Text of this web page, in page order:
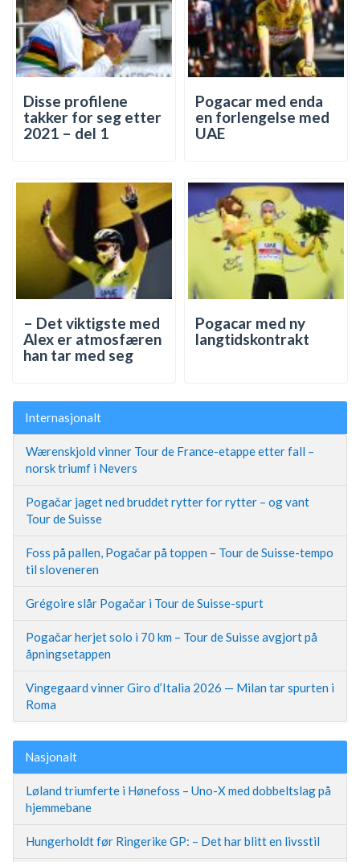
Disse profilene
takker for seg etter
2021 – del 1
Pogacar med enda
en forlengelse med
UAE
– Det viktigste med
Alex er atmosfæren
han tar med seg
Pogacar med ny
langtidskontrakt
Internasjonalt
Wærenskjold vinner Tour de France-etappe etter fall –
norsk triumf i Nevers
Pogačar jaget ned bruddet rytter for rytter – og vant
Tour de Suisse
Foss på pallen, Pogačar på toppen – Tour de Suisse-tempo
til sloveneren
Grégoire slår Pogačar i Tour de Suisse-spurt
Pogačar herjet solo i 70 km – Tour de Suisse avgjort på
åpningsetappen
Vingegaard vinner Giro d’Italia 2026 — Milan tar spurten i
Roma
Nasjonalt
Løland triumferte i Hønefoss – Uno-X med dobbeltslag på
hjemmebane
Hungerholdt før Ringerike GP: – Det har blitt en livsstil